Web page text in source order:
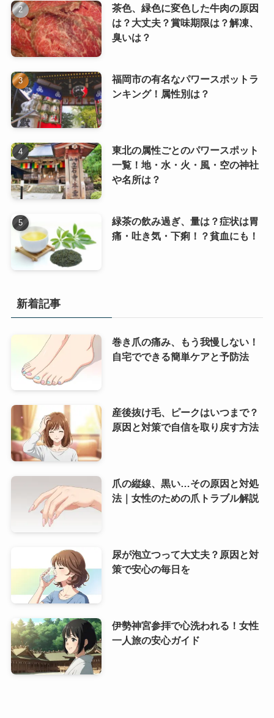
茶色、緑色に変色した牛肉の原因
は？大丈夫？賞味期限は？解凍、
臭いは？
福岡市の有名なパワースポットラ
ンキング！属性別は？
東北の属性ごとのパワースポット
一覧！地・水・火・風・空の神社
や名所は？
緑茶の飲み過ぎ、量は？症状は胃
痛・吐き気・下痢！？貧血にも！
新着記事
巻き爪の痛み、もう我慢しない！
自宅でできる簡単ケアと予防法
産後抜け毛、ピークはいつまで？
原因と対策で自信を取り戻す方法
爪の縦線、黒い…その原因と対処
法｜女性のための爪トラブル解説
尿が泡立つって大丈夫？原因と対
策で安心の毎日を
伊勢神宮参拝で心洗われる！女性
一人旅の安心ガイド